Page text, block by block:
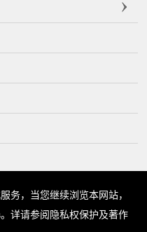
有限公司 版权所有
务，当您继续浏览本网站，
详请参阅隐私权保护及著作